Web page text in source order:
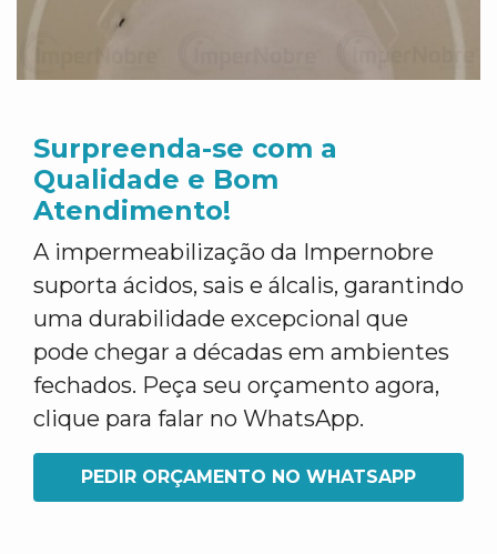
Surpreenda-se com a
Qualidade e Bom
Atendimento!
A impermeabilização da Impernobre
suporta ácidos, sais e álcalis, garantindo
uma durabilidade excepcional que
pode chegar a décadas em ambientes
fechados. Peça seu orçamento agora,
clique para falar no WhatsApp.
PEDIR ORÇAMENTO NO WHATSAPP